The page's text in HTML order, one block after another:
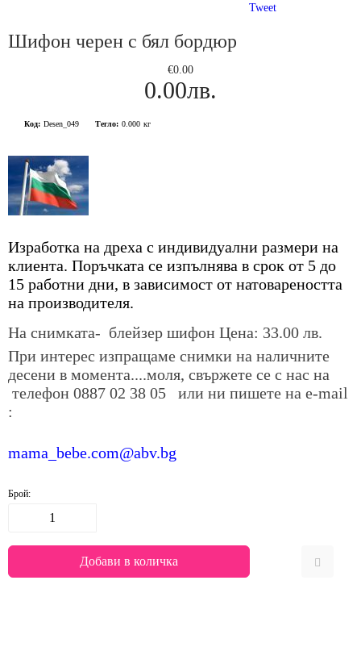
Tweet
Шифон черен с бял бордюр
€0.00
0.00лв.
Код: Desen_049 Тегло: 0.000 кг
Изработка на дреха с индивидуални размери на
клиента. Поръчката се изпълнява в срок от 5 до
15 работни дни, в зависимост от натовареността
на производителя.
На снимката- блейзер шифон Цена: 33.00 лв.
При интерес изпращаме снимки на наличните
десени в момента....моля, свържете се с нас на
телефон 0887 02 38 05
или ни пишете на е-mail
:
mama_bebe.com@abv.bg
Брой: